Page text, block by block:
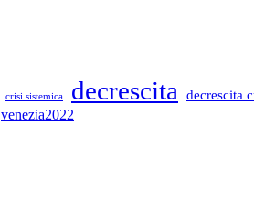
crisi sistemica decrescita decrescita
venezia2022